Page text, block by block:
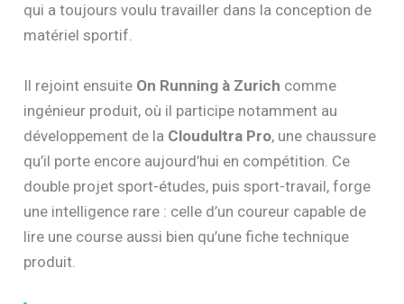
qui a toujours voulu travailler dans la conception de
matériel sportif.
Il rejoint ensuite On Running à Zurich comme
ingénieur produit, où il participe notamment au
développement de la Cloudultra Pro, une chaussure
qu’il porte encore aujourd’hui en compétition. Ce
double projet sport-études, puis sport-travail, forge
une intelligence rare : celle d’un coureur capable de
lire une course aussi bien qu’une fiche technique
produit.